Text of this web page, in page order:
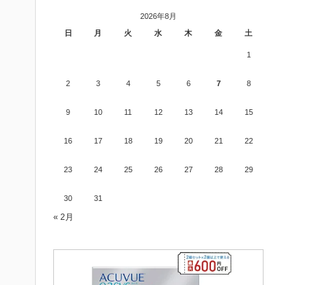
2026年8月
日
月 火 水 木 金 土
1
2 3 4 5 6 7 8
9 10 11 12 13 14 15
16 17 18 19 20 21 22
23 24 25 26 27 28 29
30 31
« 2月